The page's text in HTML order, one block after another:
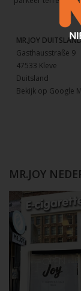
MR.JOY
Gasthausstraße 9
47533 Kleve
Duitsland
Bekijk op Google
MR.JOY